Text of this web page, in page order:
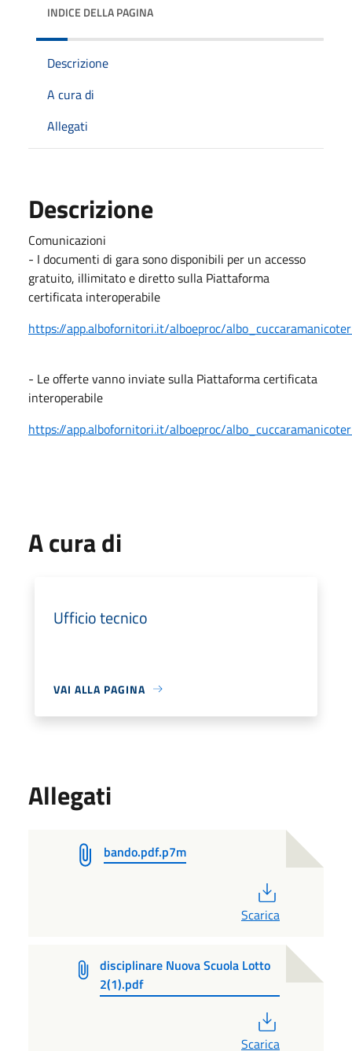
INDICE DELLA PAGINA
Descrizione
A cura di
Allegati
Descrizione
Comunicazioni
- I documenti di gara sono disponibili per un accesso
gratuito, illimitato e diretto sulla Piattaforma
certificata interoperabile
https://app.albofornitori.it/alboeproc/
- Le offerte vanno inviate sulla Piattaforma certificata
interoperabile
https://app.albofornitori.it/alboeproc/
A cura di
Ufficio tecnico
VAI ALLA PAGINA
Allegati
bando.pdf.p7m
Scarica
disciplinare Nuova Scuola Lotto
2(1).pdf
Scarica